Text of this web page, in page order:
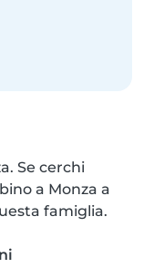
Se cerchi
a Monza a
famiglia.